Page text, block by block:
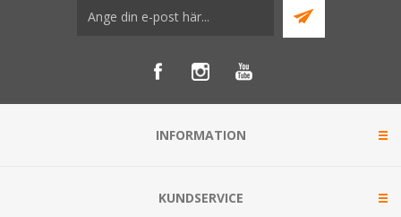
INFORMATION
KUNDSERVICE